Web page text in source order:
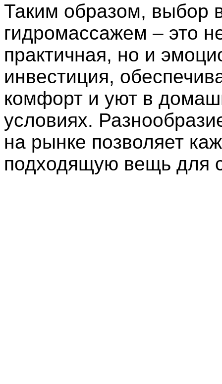
Таким образом, выбор
гидромассажем – это
практичная, но и
инвестиция,
комфорт и уют в
условиях.
на рынке позволяет
подходящую вещь для